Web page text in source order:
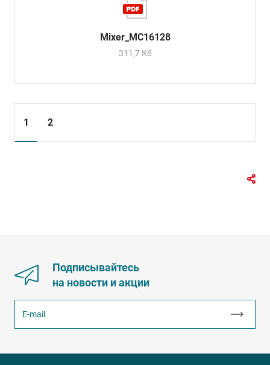
Mixer_MC16128
311,7 Кб
1 2
Подписывайтесь
на новости и акции